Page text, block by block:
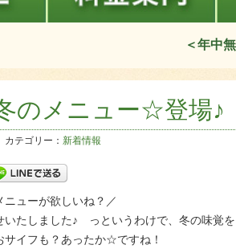
＜年中
のメニュー☆登場♪
カテゴリー： 新着情報
ニューが欲しいね？／
いたしました♪ っというわけで、冬の味覚
サイフも？あったか☆ですね！